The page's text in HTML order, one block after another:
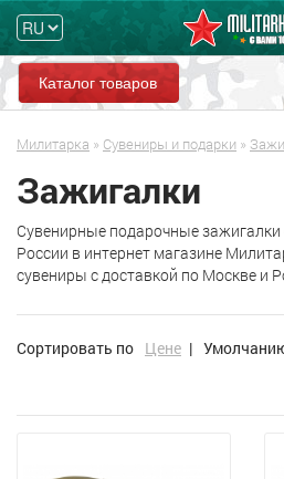
Каталог товаров
Милитарка » Сувениры и подарки »
Зажигалки
Сувенирные подарочные
России в интернет магазине
сувениры с доставкой по Москве и
Сортировать по Цене |